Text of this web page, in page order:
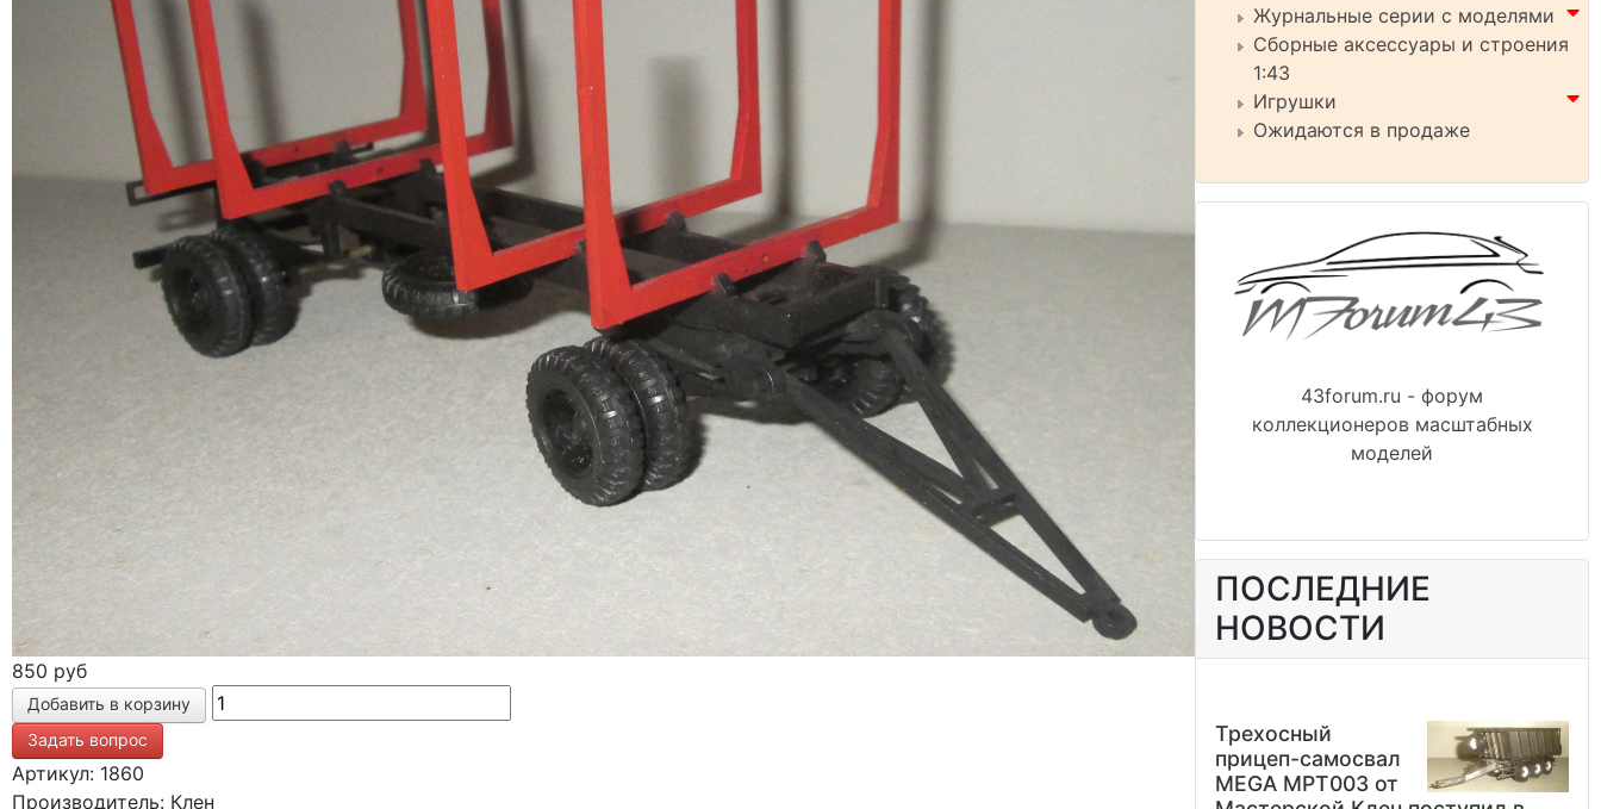
850 руб
Задать вопрос
Артикул: 1860
Производитель: Клен
Журнальные серии с моделями
Сборные аксессуары и строения
1:43
Игрушки
Ожидаются в продаже
43forum.ru - форум
коллекционеров масштабных
моделей
ПОСЛЕДНИЕ
НОВОСТИ
Трехосный
прицеп-самосвал
MEGA MPT003 от